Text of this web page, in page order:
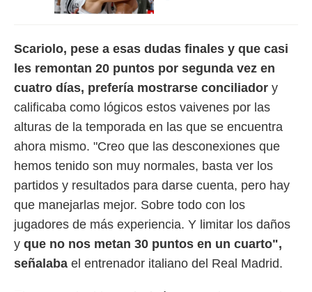
ni para
o
no
acceder a
abono
Scariolo, pese a esas dudas finales y que casi
les remontan 20 puntos por segunda vez en
cuatro días, prefería mostrarse conciliador y
calificaba como lógicos estos vaivenes por las
alturas de la temporada en las que se encuentra
ahora mismo. "Creo que las desconexiones que
hemos tenido son muy normales, basta ver los
partidos y resultados para darse cuenta, pero hay
que manejarlas mejor. Sobre todo con los
jugadores de más experiencia. Y limitar los daños
y que no nos metan 30 puntos en un cuarto",
señalaba el entrenador italiano del Real Madrid.